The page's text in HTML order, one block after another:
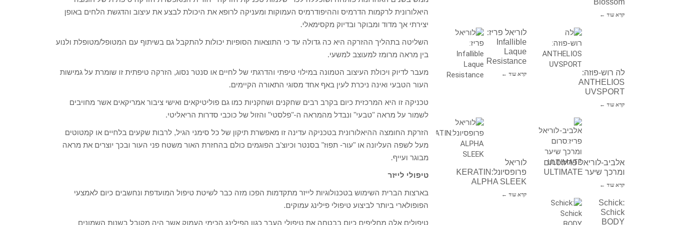
היאלורונית לרקמות הדרמיס וההיפודרמיס העמוקות ומעניקה לרופא את היכולת לבצע את עיצוב והדגשת הלחים באופן
יצירתי אך מדוד ומבוקר ובדיוק מקסימאלי.
השליטה בתהליך ההזרקה היא כה גדולה עד כי התוצאות הסופיות יכולות להתקבל גם בשיתוף עם המטופל/מטופלת ולנוע
בין מראה מרומז למעוצב למשעי.
מעבר לדיוק ויכולת העיצוב הטמונה במילוי טיפתי והדרגתי של לחיים או סנטר נסוג, הזרקה טיפתית זו שומרת על גמישות
העור הטבעי ואינה ניכרת לעין באף אחד מסוגי התאורה הקיימים.
טכניקה זו היא המרכזית כיום בקרב רבים שחקנים ושחקניות כמו גם פוליטיקאים ואישי ציבור אמריקאים אשר מחויבים
לשמור על מראה "טבעי" ונבדל מהמראה ה-"פלסטי" והזול של כוכבי סדרות הריאליטי.
הזרקת החומצה ההיאלורונית בטכניקה עדינה זו מאפשרת תיקון של כל סימני הגיל, לרבות שקעים בלחיים או קמטוטים
מעל לשפה העליונה או "עור- תפוז" בסנטר וכיוצ'ב הפוגמים כולם בהחזרת האור משטח פני העור ובכך יוצרים את מראה
מבוגר ועייף.
טיפולי לייזר
בארצות הברית השימוש בטכנולוגיות לייזר מתקדמות הפכו מזה כבר לשיטת טיפול המועדפת ונחשבים כיום לאמצעי
הפופולארי ביותר לביצוע טיפולי פילינג עמוקים.
טיפולים אלה מחליפים כיום בבטחה את טיפולי העבר כגון הפילינג הכימי העמוק אשר היה מקובל בשנות השמונים
Blossom
קרא עוד ←
לוריאל פריז:
Infallible
Laque
Resistance
קרא עוד ←
לה רוש-פוזה:
ANTHELIOS
UVSPORT
קרא עוד ←
לוריאל
פרופסיונל:KERATIN
ALPHA SLEEK
קרא עוד ←
אלביב-לוריאל פריז:סרום
ומרכך שיער ULTIMATE
קרא עוד ←
Schick:
Schick
BODY